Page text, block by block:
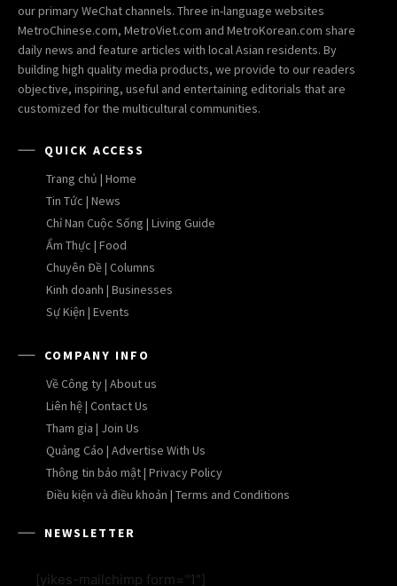
our primary WeChat channels. Three in-language websites
MetroChinese.com, MetroViet.com and MetroKorean.com share
daily news and feature articles with local Asian residents. By
building high quality media products, we provide to our readers
objective, inspiring, useful and entertaining editorials that are
customized for the multicultural communities.
QUICK ACCESS
Trang chủ | Home
Tin Tức | News
Chỉ Nan Cuộc Sống | Living Guide
Ẩm Thực | Food
Chuyên Đề | Columns
Kinh doanh | Businesses
Sự Kiện | Events
COMPANY INFO
Về Công ty | About us
Liên hệ | Contact Us
Tham gia | Join Us
Quảng Cáo | Advertise With Us
Thông tin bảo mật | Privacy Policy
Điều kiện và điều khoản | Terms and Conditions
NEWSLETTER
[yikes-mailchimp form="1"]